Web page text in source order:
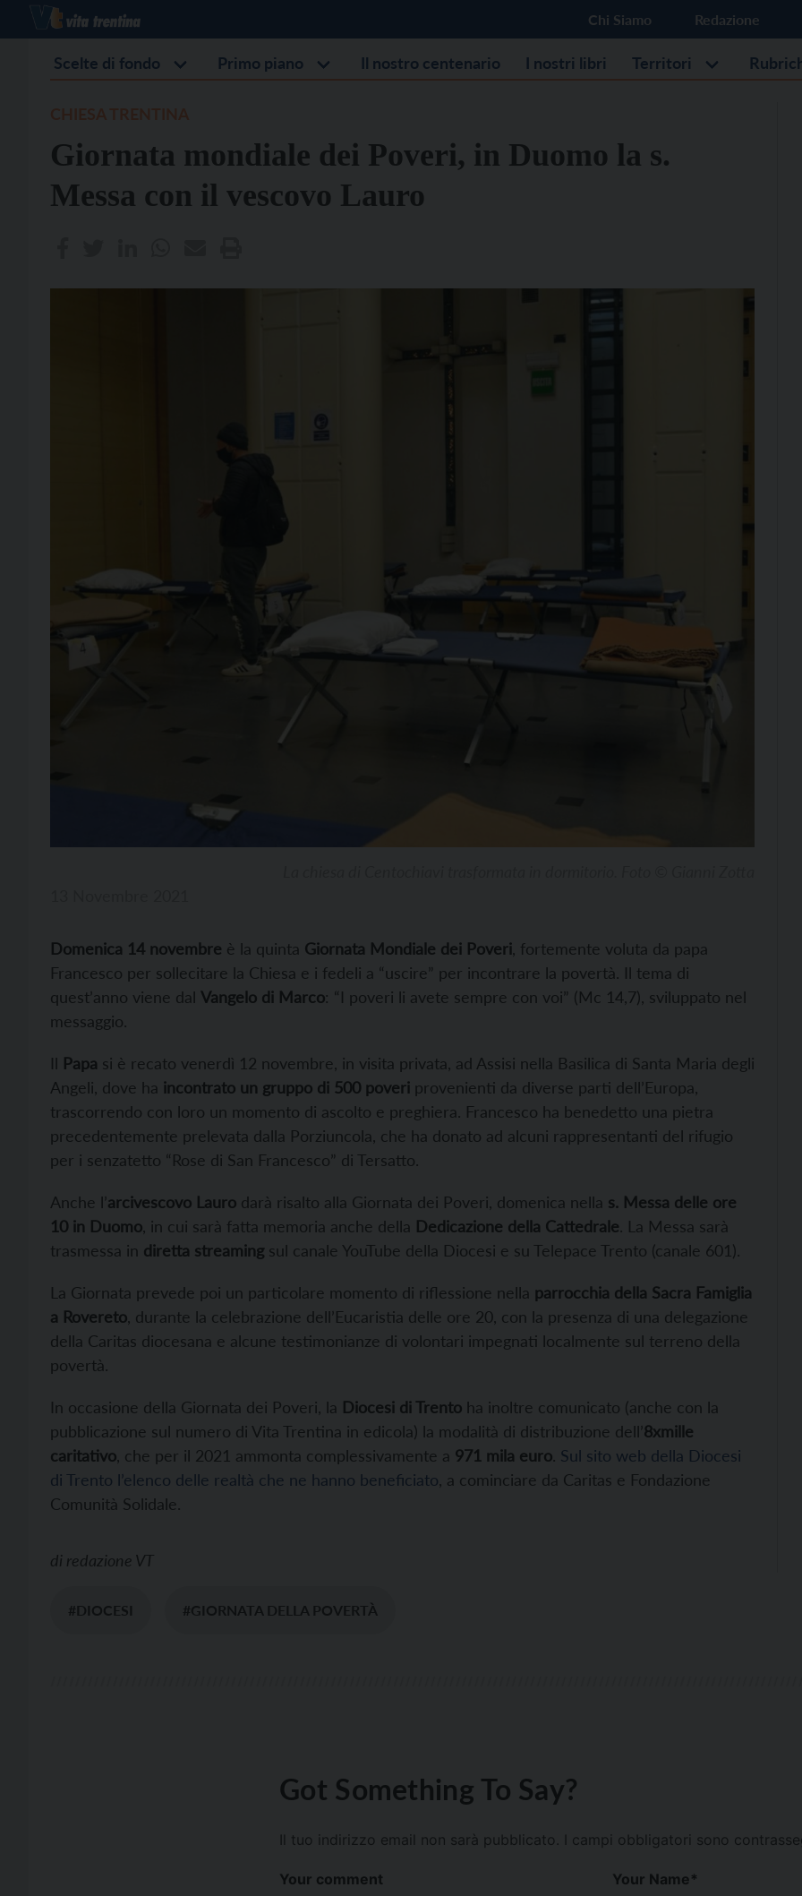
Chi Siamo Redazione
Scelte di fondo Primo piano Il nostro centenario I nostri libri Territori
Giornata mondiale dei Poveri, in Duomo la s.
Messa con il vescovo Lauro
Domenica 14 novembre è la quinta Giornata Mondiale dei Poveri , fortemente voluta da papa
Francesco per sollecitare la Chiesa e i fedeli a “uscire” per incontrare la povertà. Il tema di
quest’anno viene dal Vangelo di Marco: “I poveri li avete sempre con voi” (Mc 14,7), sviluppato nel
messaggio.
Il Papa si è recato venerdì 12 novembre, in visita privata, ad Assisi nella Basilica di Santa Maria degli
Angeli, dove ha incontrato un gruppo di 500 poveri provenienti da diverse parti dell’Europa,
trascorrendo con loro un momento di ascolto e preghiera. Francesco ha benedetto una pietra
precedentemente prelevata dalla Porziuncola, che ha donato ad alcuni rappresentanti del rifugio
per i senzatetto “Rose di San Francesco” di Tersatto.
Anche l’arcivescovo Lauro darà risalto alla Giornata dei Poveri, domenica nella s. Messa delle ore
10 in Duomo , in cui sarà fatta memoria anche della Dedicazione della Cattedrale. La Messa sarà
trasmessa in diretta streaming sul canale YouTube della Diocesi e su Telepace Trento (canale 601).
La Giornata prevede poi un particolare momento di riflessione nella parrocchia della Sacra Famiglia
a Rovereto , durante la celebrazione dell’Eucaristia delle ore 20, con la presenza di una delegazione
della Caritas diocesana e alcune testimonianze di volontari impegnati localmente sul terreno della
povertà.
In occasione della Giornata dei Poveri, la Diocesi di Trento ha inoltre comunicato (anche con la
pubblicazione sul numero di Vita Trentina in edicola) la modalità di distribuzione dell’8xmille
caritativo , che per il 2021 ammonta complessivamente a 971 mila euro. Sul sito web della Diocesi
di Trento l’elenco delle realtà che ne hanno beneficiato , a cominciare da Caritas e Fondazione
Comunità Solidale.
di redazione VT
#DIOCESI #GIORNATA DELLA POVERTÀ
Got Something To Say?
Il tuo indirizzo email non sarà pubblicato. I campi obbligatori sono
Your comment Your Name*